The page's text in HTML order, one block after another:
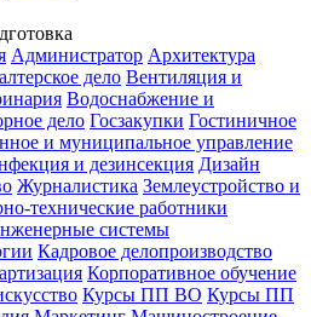
Администратор Архитектура
дело Вентиляция и
Водоснабжение и
дело Госзакупки Гостиничное
и муниципальное управление
и дезинсекция Дизайн
Журналистика Землеустройство и
технические работники
системы
Кадровое делопроизводство
Корпоративное обучение
Курсы ПП ВО Курсы ПП